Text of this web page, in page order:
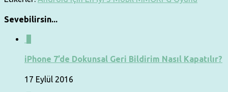
Sevebilirsin...
iPhone 7’de Dokunsal Geri Bildirim Nasıl Kapatılır?
17 Eylül 2016